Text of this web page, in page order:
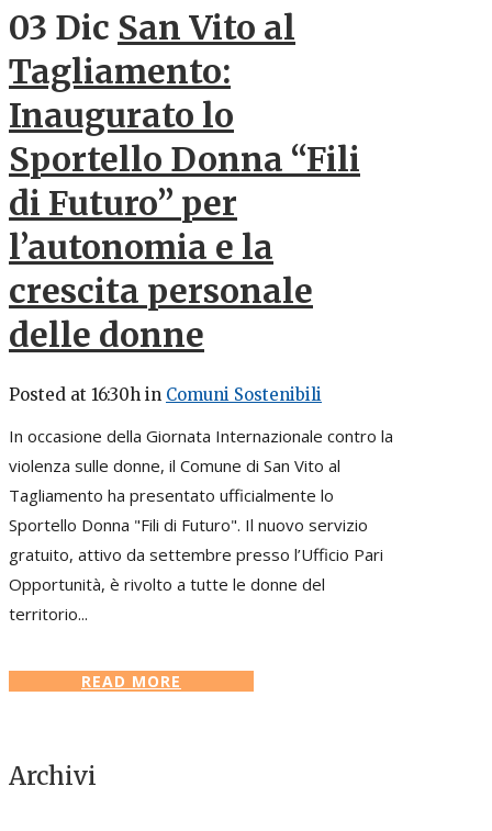
03 Dic San Vito al
Tagliamento:
Inaugurato lo
Sportello Donna “Fili
di Futuro” per
l’autonomia e la
crescita personale
delle donne
Posted at 16:30h in Comuni Sostenibili
In occasione della Giornata Internazionale contro la
violenza sulle donne, il Comune di San Vito al
Tagliamento ha presentato ufficialmente lo
Sportello Donna "Fili di Futuro". Il nuovo servizio
gratuito, attivo da settembre presso l’Ufficio Pari
Opportunità, è rivolto a tutte le donne del
territorio...
READ MORE
Archivi